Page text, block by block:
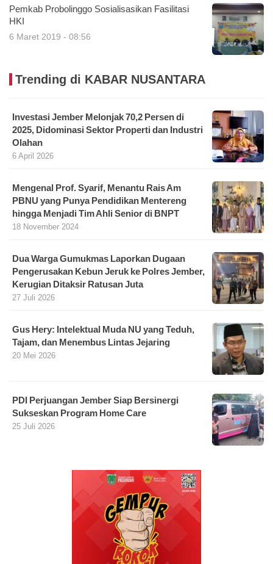
Pemkab Probolinggo Sosialisasikan Fasilitasi
HKI
6 Maret 2019 - 08:56
Trending di KABAR NUSANTARA
Investasi Jember Melonjak 70,2 Persen di
2025, Didominasi Sektor Properti dan Industri
Olahan
6 April 2026
Mengenal Prof. Syarif, Menantu Rais Am
PBNU yang Punya Pendidikan Mentereng
hingga Menjadi Tim Ahli Senior di BNPT
18 November 2024
Dua Warga Gumukmas Laporkan Dugaan
Pengerusakan Kebun Jeruk ke Polres Jember,
Kerugian Ditaksir Ratusan Juta
27 Juli 2026
Gus Hery: Intelektual Muda NU yang Teduh,
Tajam, dan Menembus Lintas Jejaring
20 Mei 2026
PDI Perjuangan Jember Siap Bersinergi
Sukseskan Program Home Care
25 Juli 2026